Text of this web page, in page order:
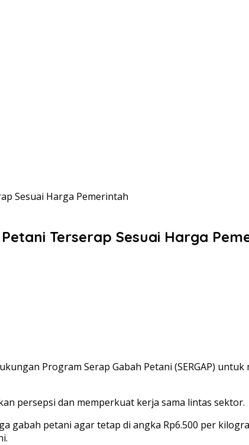
Sesuai Harga Pemerintah
Terserap Sesuai Harga
Program Serap Gabah Petani (SERGAP)
persepsi dan memperkuat kerja sama lintas sektor.
gabah petani agar tetap di angka Rp6.500 per